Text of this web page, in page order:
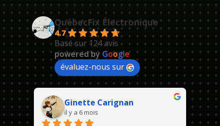
QuébecFix Électronique
4.7
Basé sur 124 avis
powered by Google
évaluez-nous sur
Ginette Carignan
il y a 6 mois